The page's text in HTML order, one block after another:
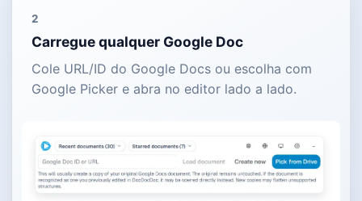
2
Carregue qualquer Google Doc
Cole URL/ID do Google Docs ou escolha com
Google Picker e abra no editor lado a lado.